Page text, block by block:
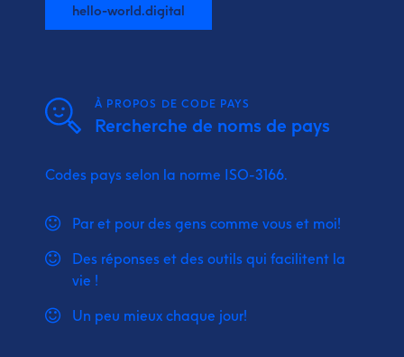
hello-world.digital
À PROPOS DE CODE PAYS
Rercherche de noms de pays
Codes pays selon la norme ISO-3166.
Par et pour des gens comme vous et moi!
Des réponses et des outils qui facilitent la
vie !
Un peu mieux chaque jour!